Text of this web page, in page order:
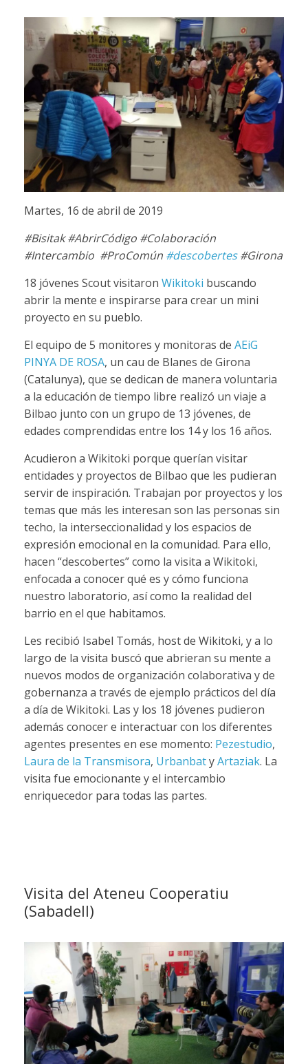
Martes, 16 de abril de 2019
#Bisitak #AbrirCódigo #Colaboración
#Intercambio #ProComún #descobertes#Girona
18 jóvenes Scout visitaron Wikitoki buscando
abrir la mente e inspirarse para crear un mini
proyecto en su pueblo.
El equipo de 5 monitores y monitoras de AEiG
PINYA DE ROSA, un cau de Blanes de Girona
(Catalunya), que se dedican de manera voluntaria
a la educación de tiempo libre realizó un viaje a
Bilbao junto con un grupo de 13 jóvenes, de
edades comprendidas entre los 14 y los 16 años.
Acudieron a Wikitoki porque querían visitar
entidades y proyectos de Bilbao que les pudieran
servir de inspiración. Trabajan por proyectos y los
temas que más les interesan son las personas sin
techo, la interseccionalidad y los espacios de
expresión emocional en la comunidad. Para ello,
hacen “descobertes” como la visita a Wikitoki,
enfocada a conocer qué es y cómo funciona
nuestro laboratorio, así como la realidad del
barrio en el que habitamos.
Les recibió Isabel Tomás, host de Wikitoki, y a lo
largo de la visita buscó que abrieran su mente a
nuevos modos de organización colaborativa y de
gobernanza a través de ejemplo prácticos del día
a día de Wikitoki. Las y los 18 jóvenes pudieron
además conocer e interactuar con los diferentes
agentes presentes en ese momento: Pezestudio,
Laura de la Transmisora, UrbanbatyArtaziak. La
visita fue emocionante y el intercambio
enriquecedor para todas las partes.
Visita del Ateneu Cooperatiu
(Sabadell)